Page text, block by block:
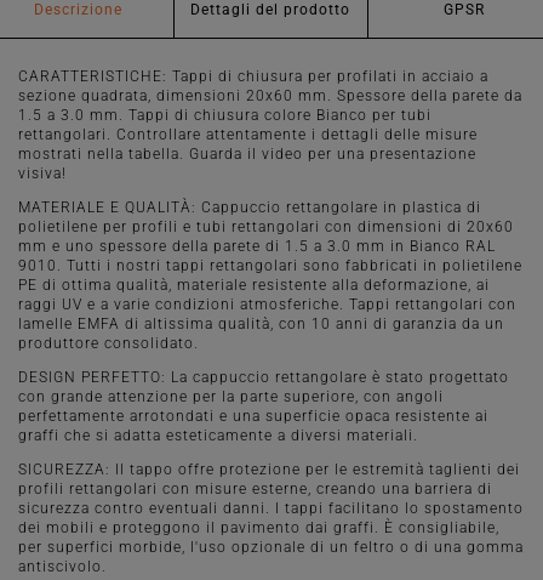
Descrizione Dettagli del prodotto GPSR
CARATTERISTICHE: Tappi di chiusura per profilati in acciaio a
sezione quadrata, dimensioni 20x60 mm. Spessore della parete da
1.5 a 3.0 mm. Tappi di chiusura colore Bianco per tubi
rettangolari. Controllare attentamente i dettagli delle misure
mostrati nella tabella. Guarda il video per una presentazione
visiva!
MATERIALE E QUALITÀ: Cappuccio rettangolare in plastica di
polietilene per profili e tubi rettangolari con dimensioni di 20x60
mm e uno spessore della parete di 1.5 a 3.0 mm in Bianco RAL
9010. Tutti i nostri tappi rettangolari sono fabbricati in polietilene
PE di ottima qualità, materiale resistente alla deformazione, ai
raggi UV e a varie condizioni atmosferiche. Tappi rettangolari con
lamelle EMFA di altissima qualità, con 10 anni di garanzia da un
produttore consolidato.
DESIGN PERFETTO: La cappuccio rettangolare è stato progettato
con grande attenzione per la parte superiore, con angoli
perfettamente arrotondati e una superficie opaca resistente ai
graffi che si adatta esteticamente a diversi materiali.
SICUREZZA: Il tappo offre protezione per le estremità taglienti dei
profili rettangolari con misure esterne, creando una barriera di
sicurezza contro eventuali danni. I tappi facilitano lo spostamento
dei mobili e proteggono il pavimento dai graffi. È consigliabile,
per superfici morbide, l'uso opzionale di un feltro o di una gomma
antiscivolo.